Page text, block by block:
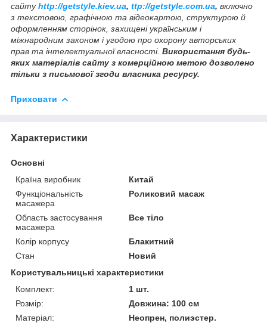
сайтуhttp://getstyle.kiev.ua, ttp://getstyle.com.ua, включно
з текстовою, графічною та відеокартою, структурою й
оформленням сторінок, захищені українським і
міжнародним законом і угодою про охорону авторських
прав та інтелектуальної власності. Використання будь-
яких матеріалів сайту з комерційною метою дозволено
тільки з письмової згоди власника ресурсу.
Приховати
Характеристики
Основні
Країна виробник
Китай
Функціональність
масажера
Роликовий масаж
Область застосування
масажера
Все тіло
Колір корпусу
Блакитний
Стан
Новий
Користувальницькі характеристики
Комплект:
1 шт.
Розмір:
Довжина: 100 см
Матеріал:
Неопрен, полиэстер.